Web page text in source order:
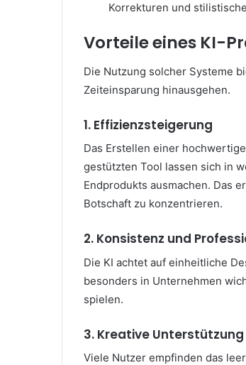
Korrekturen und
Vorteile eines KI-
Die Nutzung solcher Systeme
Zeiteinsparung hinausgehen.
1. Effizienzsteigerung
Das Erstellen einer
gestützten Tool lassen sich in
Endprodukts ausmachen. Das
Botschaft zu konzentrieren.
2. Konsistenz und
Die KI achtet auf einheitliche
besonders in Unternehmen
spielen.
3. Kreative Unterstützung
Viele Nutzer empfinden das